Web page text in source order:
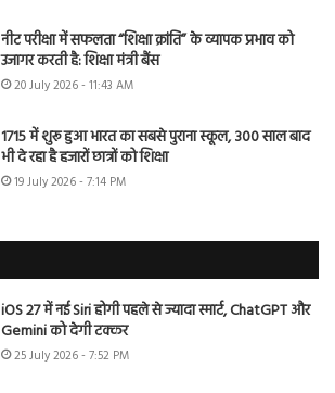
नीट परीक्षा में सफलता “शिक्षा क्रांति” के व्यापक प्रभाव को
उजागर करती है: शिक्षा मंत्री बैंस
20 July 2026 - 11:43 AM
1715 में शुरू हुआ भारत का सबसे पुराना स्कूल, 300 साल बाद
भी दे रहा है हजारों छात्रों को शिक्षा
19 July 2026 - 7:14 PM
iOS 27 में नई Siri होगी पहले से ज्यादा स्मार्ट, ChatGPT और
Gemini को देगी टक्कर
25 July 2026 - 7:52 PM